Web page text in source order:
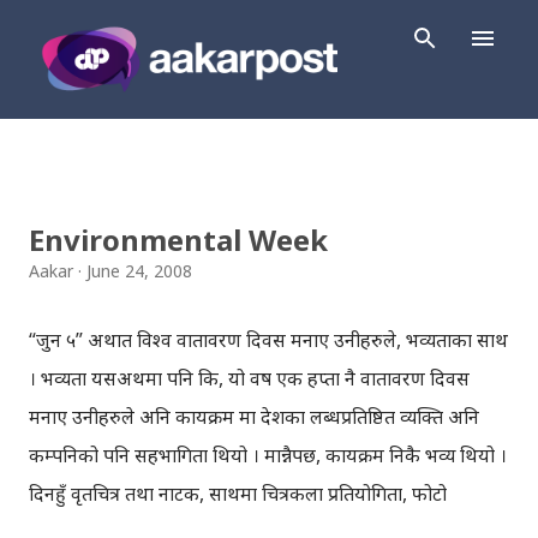
Environmental Week
Aakar June 24, 2008
“जुन ५” अर्थात विश्व वातावरण दिवस मनाए उनीहरुले, भव्यताका साथ
। भव्यता यसअर्थमा पनि कि, यो वर्ष एक हप्ता नै वातावरण दिवस
मनाए उनीहरुले अनि कार्यक्रम मा देशका लब्धप्रतिष्ठित व्यक्ति अनि
कम्पनिको पनि सहभागिता थियो । मान्नैपर्छ, कार्यक्रम निकै भव्य थियो ।
दिनहुँ वृतचित्र तथा नाटक, साथमा चित्रकला प्रतियोगिता, फोटो